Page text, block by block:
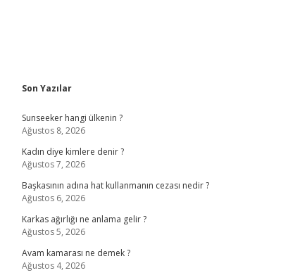
Sidebar
Son Yazılar
Sunseeker hangi ülkenin ?
Ağustos 8, 2026
Kadın diye kimlere denir ?
Ağustos 7, 2026
Başkasının adına hat kullanmanın cezası nedir ?
Ağustos 6, 2026
Karkas ağırlığı ne anlama gelir ?
Ağustos 5, 2026
Avam kamarası ne demek ?
Ağustos 4, 2026